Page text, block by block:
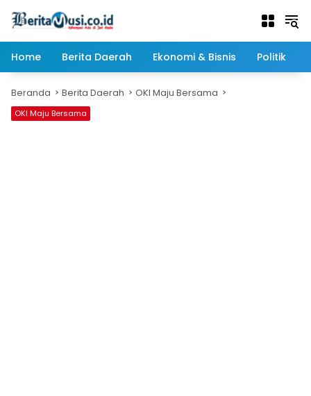
Home
Berita Daerah Ekonomi & Bisnis Politik
Beranda Berita Daerah OKI Maju Bersama
OKI Maju Bersama